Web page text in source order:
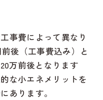
事費によって異なり
後（工事費込み）と
万前後となります
な小エネメリットを
あります。